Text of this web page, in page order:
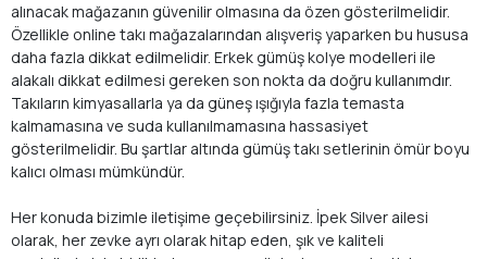
alınacak mağazanın güvenilir olmasına da özen gösterilmelidir.
Özellikle online takı mağazalarından alışveriş yaparken bu hususa
daha fazla dikkat edilmelidir. Erkek gümüş kolye modelleri ile
alakalı dikkat edilmesi gereken son nokta da doğru kullanımdır.
Takıların kimyasallarla ya da güneş ışığıyla fazla temasta
kalmamasına ve suda kullanılmamasına hassasiyet
gösterilmelidir. Bu şartlar altında gümüş takı setlerinin ömür boyu
kalıcı olması mümkündür.
Her konuda bizimle iletişime geçebilirsiniz. İpek Silver ailesi
olarak, her zevke ayrı olarak hitap eden, şık ve kaliteli